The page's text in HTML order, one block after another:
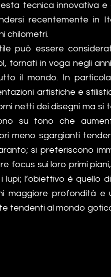
tecnica innovativa e
recentemente in
chilometri.
può essere
tornati in voga negli
il mondo. In
artistiche e
netti dei disegni ma si
su tono che
meno sgargianti
si preferiscono
focus sui loro primi
l’obiettivo è quello
maggiore profondità e
tendenti al mondo